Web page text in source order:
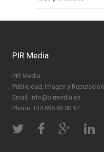
PIR Media
PIR Media
Publicidad, Imagen y Reputación
Email: info@pirmedia.es
Phone: +34 696 93 50 97